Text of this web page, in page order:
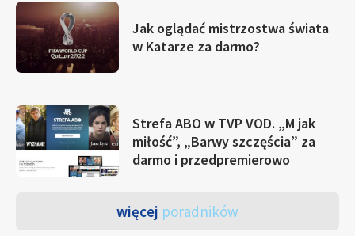
Jak oglądać mistrzostwa świata
w Katarze za darmo?
Strefa ABO w TVP VOD. „M jak
miłość”, „Barwy szczęścia” za
darmo i przedpremierowo
więcej poradników